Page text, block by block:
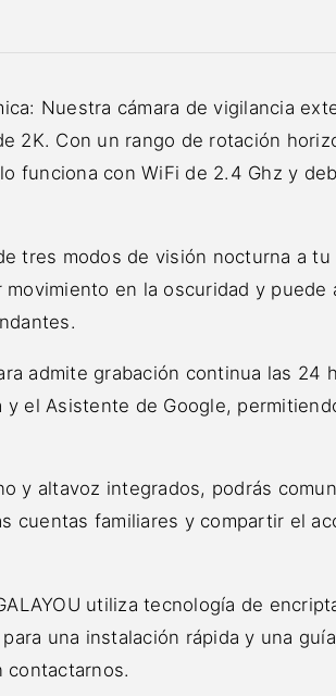
Nuestra cámara de vigilancia
2K. Con un rango de rotación
funciona con WiFi de 2.4 Ghz y
tres modos de visión nocturna a
en la oscuridad y
admite grabación continua las
y el Asistente de Google,
y altavoz integrados, podrás
cuentas familiares y compartir el
utiliza tecnología de
una instalación rápida y una
contactarnos.